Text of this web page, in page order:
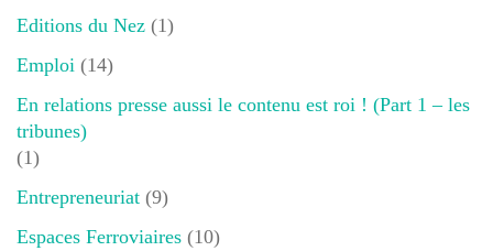
Editions du Nez (1)
Emploi (14)
En relations presse aussi le contenu est roi ! (Part 1 – les
tribunes)
(1)
Entrepreneuriat (9)
Espaces Ferroviaires (10)